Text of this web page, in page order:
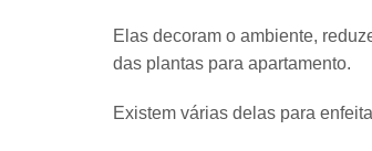
Elas decoram o ambiente,
das plantas para apartamento.
Existem várias delas para